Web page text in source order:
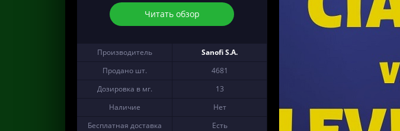
Читать обзор
Производитель
Sanofi S.A.
Продано шт.
4681
Дозировка в мг.
13
Наличие
Нет
Бесплатная доставка
Есть